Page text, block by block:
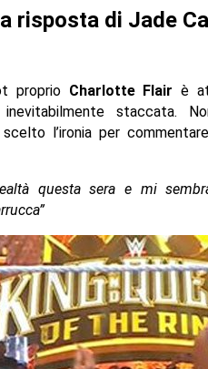
risposta di Jade
proprio Charlotte Flair è
staccata.
l’ironia per
questa sera e mi